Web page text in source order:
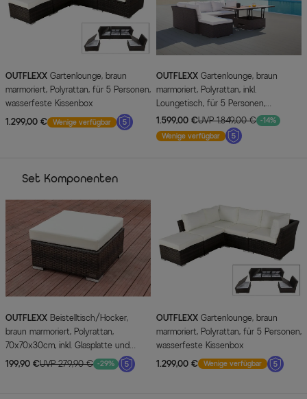
OUTFLEXX
marmoriert, Polyrattan, für 5 Personen,
wasserfeste Kissenbox
1.299,00 €
Wenige verfügbar
OUTFLEXX
marmoriert, Polyrattan, inkl.
Loungetisch, für 5 Personen,
wasserfeste Kissenbox
1.599,00 €UVP 1.849,00 € -14%
Wenige verfügbar
Set Komponenten
OUTFLEXX
braun marmoriert, Polyrattan,
70x70x30cm, inkl. Glasplatte und
Polster
199,90 €UVP 279,90 € -29%
OUTFLEXX
marmoriert, Polyrattan, für 5 Personen,
wasserfeste Kissenbox
1.299,00 €
Wenige verfügbar